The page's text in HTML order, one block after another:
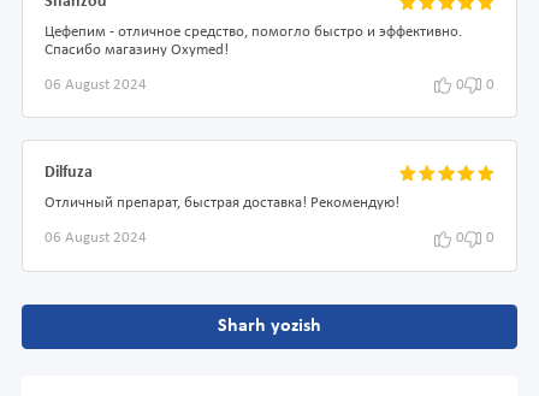
Цефепим - отличное средство, помогло быстро и эффективно.
Спасибо магазину Oxymed!
06 August 2024 0 0
Dilfuza
Отличный препарат, быстрая доставка! Рекомендую!
06 August 2024 0 0
Sharh yozish